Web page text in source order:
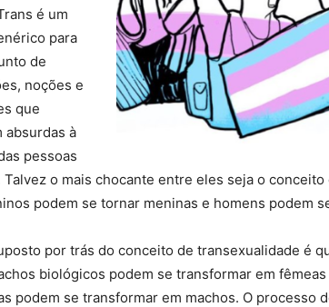
é um
para
de
noções e
que
absurdas à
pessoas
Talvez o mais chocante entre eles seja o
podem se tornar meninas e homens podem
por trás do conceito de transexualidade é
biológicos podem se transformar em
podem se transformar em machos. O processo